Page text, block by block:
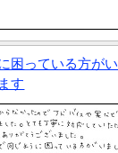
困っている方が
す